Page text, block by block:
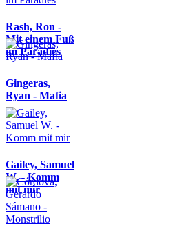
Rash, Ron -
Mit einem Fuß
im Paradies
Gingeras,
Ryan - Mafia
Gailey, Samuel
W. - Komm
mit mir